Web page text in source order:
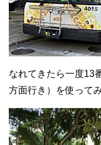
なれてきたら一度13
方面行き）を使って